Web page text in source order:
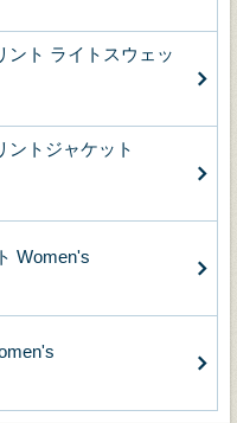
ント ライトスウェッ
ントジャケット
Women's